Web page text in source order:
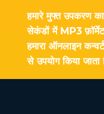
हमारे मुफ्त उपकरण
सेकंडों में MP3
हमारा ऑनलाइन
से उपयोग किया जाता